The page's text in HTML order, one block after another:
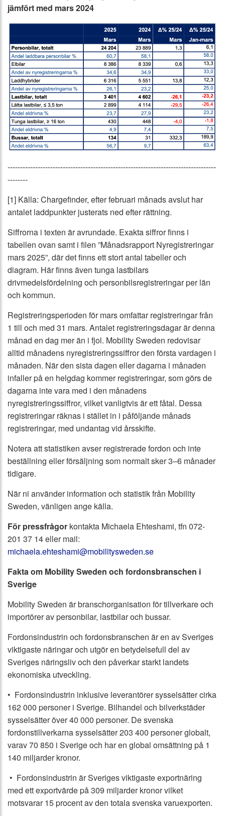
jämfört med mars 2024
-----------------------------------------------------------------------------------
--------
[1] Källa: Chargefinder, efter februari månads avslut har
antalet laddpunkter justerats ned efter rättning.
Siffrorna i texten är avrundade. Exakta siffror finns i
tabellen ovan samt i filen ”Månadsrapport Nyregistreringar
mars 2025”, där det finns ett stort antal tabeller och
diagram. Här finns även tunga lastbilars
drivmedelsfördelning och personbilsregistreringar per län
och kommun.
Registreringsperioden för mars omfattar registreringar från
1 till och med 31 mars. Antalet registreringsdagar är denna
månad en dag mer än i fjol. Mobility Sweden redovisar
alltid månadens nyregistreringssiffror den första vardagen i
månaden. När den sista dagen eller dagarna i månaden
infaller på en helgdag kommer registreringar, som görs de
dagarna inte vara med i den månadens
nyregistreringssiffror, vilket vanligtvis är ett fåtal. Dessa
registreringar räknas i stället in i påföljande månads
registreringar, med undantag vid årsskifte.
Notera att statistiken avser registrerade fordon och inte
beställning eller försäljning som normalt sker 3–6 månader
tidigare.
När ni använder information och statistik från Mobility
Sweden, vänligen ange källa.
För pressfrågor kontakta Michaela Ehteshami, tfn 072-
201 37 14 eller mail:
michaela.ehteshami@mobilitysweden.se
Fakta om Mobility Sweden och fordonsbranschen i
Sverige
Mobility Sweden är branschorganisation för tillverkare och
importörer av personbilar, lastbilar och bussar.
Fordonsindustrin och fordonsbranschen är en av Sveriges
viktigaste näringar och utgör en betydelsefull del av
Sveriges näringsliv och den påverkar starkt landets
ekonomiska utveckling.
• Fordonsindustrin inklusive leverantörer sysselsätter cirka
162 000 personer i Sverige. Bilhandel och bilverkstäder
sysselsätter över 40 000 personer. De svenska
fordonstillverkarna sysselsätter 203 400 personer globalt,
varav 70 850 i Sverige och har en global omsättning på 1
140 miljarder kronor.
• Fordonsindustrin är Sveriges viktigaste exportnäring
med ett exportvärde på 309 miljarder kronor vilket
motsvarar 15 procent av den totala svenska varuexporten.